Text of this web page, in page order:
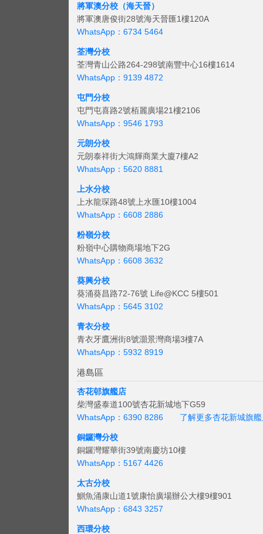
將軍澳分校（海天晉）
將軍澳唐俊街28號海天晉匯1樓120A
WhatsApp：6734 5464
荃灣分校
荃灣青山公路264-298號南豐中心16樓1614
WhatsApp：9139 4872
屯門分校
屯門屯喜路2號栢麗廣場21樓2106
WhatsApp：9546 1793
元朗分校
元朗泰祥街大鴻輝商業大廈7樓A2
WhatsApp：5620 8881
上水分校
上水龍琛路48號上水匯10樓1004
WhatsApp：6608 2886
粉嶺分校
粉嶺中心購物商場地下2G
WhatsApp：6608 3632
葵興分校
葵涌葵昌路72-76號 Life@KCC 5樓501
WhatsApp：5645 3102
青衣分校
青衣牙鷹洲街8號灝景灣商場3樓7A
WhatsApp：5932 8919
港島區
杏花邨旗艦店
柴灣盛泰道100號杏花新城地下G59
WhatsApp：6390 8286
了解更多杏花新城旗
銅鑼灣分校
銅鑼灣耀華街39號南慶坊10樓
WhatsApp：5167 4426
太古分校
鰂魚涌康山道1號康怡廣場辦公大樓9樓901
WhatsApp：6843 3257
西環分校